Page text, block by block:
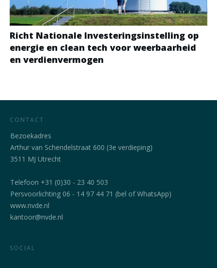
Richt Nationale Investeringsinstelling op
energie en clean tech voor weerbaarheid
en verdienvermogen
CONTACT
Bezoekadres
Arthur van Schendelstraat 600 (3e verdieping)
3511 MJ Utrecht
Telefoon +31 (0)30 - 23 40 503
Persvoorlichting 06 - 14 97 44 71 (bel of WhatsApp)
www.nvde.nl
kantoor@nvde.nl
SOCIAL